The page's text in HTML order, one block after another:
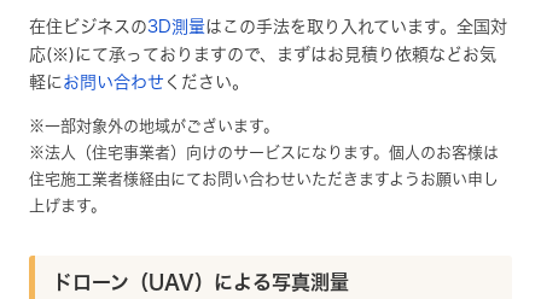
在住ビジネスの3D測量はこの手法を取り入れています。全国対
応(※)にて承っておりますので、まずはお見積り依頼などお気
軽にお問い合わせ ください。
※一部対象外の地域がございます。
※法人（住宅事業者）向けのサービスになります。個人のお客様は
住宅施工業者様経由にてお問い合わせいただきますようお願い申し
上げます。
ドローン（UAV）による写真測量